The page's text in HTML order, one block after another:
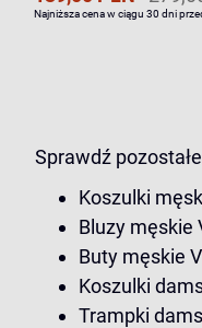
Najniższa cena w ciągu 30 dni
Sprawdź
Koszulki
Bluzy męskie
Buty męskie
Koszulki
Trampki